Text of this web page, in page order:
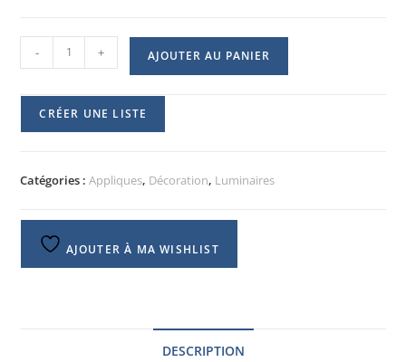
- + AJOUTER AU PANIER
CRÉER UNE LISTE
Catégories :Appliques, Décoration, Luminaires
AJOUTER À MA WISHLIST
DESCRIPTION